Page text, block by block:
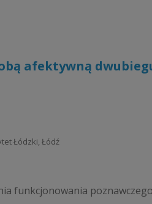
afektywną
Łódzki, Łódź
funkcjonowania